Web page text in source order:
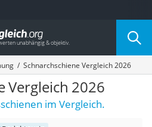
Kategorie
Schnarchschiene Vergleich 2026
Vergleich 2026
im Vergleich.